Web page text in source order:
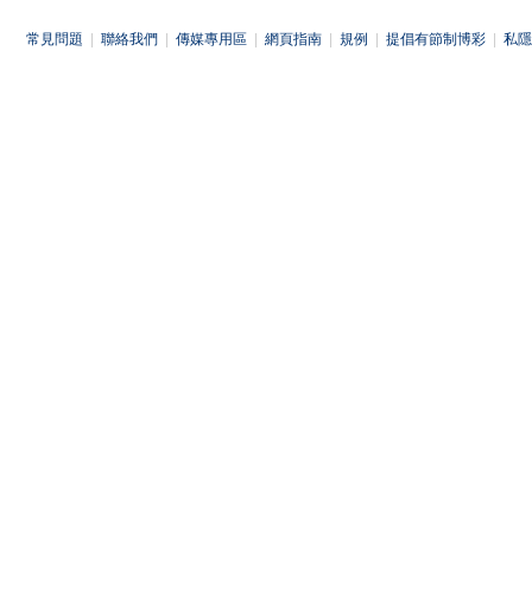
常見問題 聯絡我們 傳媒專用區 網頁指南 規例 提倡有節制博彩 私